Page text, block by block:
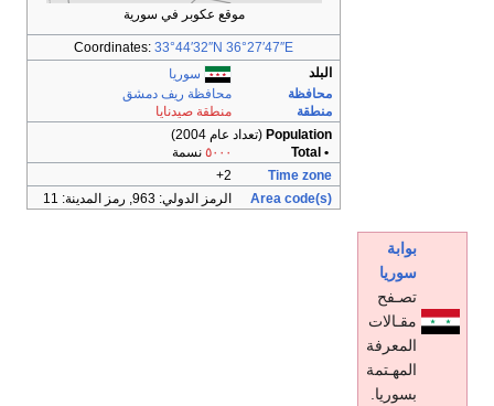
موقع عكوبر في سورية
Coordinates: 33°44′32″N 36°27′47″E
البلد
سوريا
محافظة
محافظة ريف دمشق
منطقة
منطقة صيدنايا
Population (تعداد عام 2004)
• Total
٥٠٠٠ نسمة
Time zone
2+
Area code(s)
الرمز الدولي: 963, رمز المدينة: 11
بوابة
سوريا
تصـفح
مقـالات
المعرفة
المهـتمة
بسوريا.